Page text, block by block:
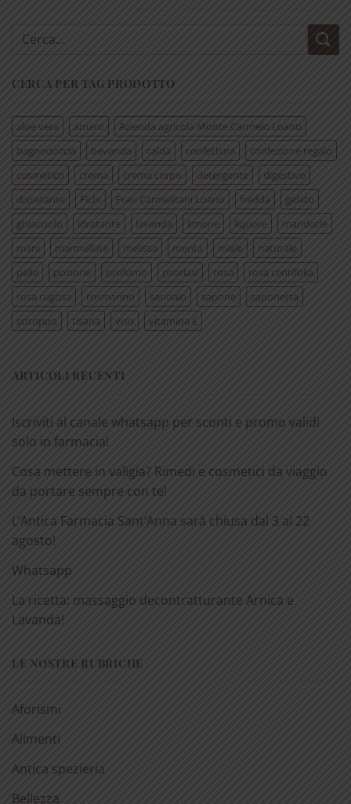
Cerca:
CERCA PER TAG PRODOTTO
aloe vera amaro
Azienda agricola Monte Carmelo Loano
bagnodoccia
bevanda calda confettura
confezione regalo
cosmetico
crema crema corpo detergente
digestivo
dissetante
Fichi Frati Carmelitani Loano fredda
gelato
ghiacciolo
idratante lavanda limone liquore
mandorle
mani
marmellate melissa menta miele
naturale
pelle
pozione profumo psoriasi rosa
rosa centifolia
rosa rugosa
rosmarino sandalo sapone
saponetta
sciroppo
tisana viso vitamina E
ARTICOLI RECENTI
Iscriviti al canale whatsapp per sconti e promo validi
solo in farmacia!
Cosa mettere in valigia? Rimedi e cosmetici da viaggio
da portare sempre con te!
L’Antica Farmacia Sant’Anna sarà chiusa dal 3 al 22
agosto!
Whatsapp
La ricetta: massaggio decontratturante Arnica e
Lavanda!
LE NOSTRE RUBRICHE
Aforismi
Alimenti
Antica spezieria
Bellezza